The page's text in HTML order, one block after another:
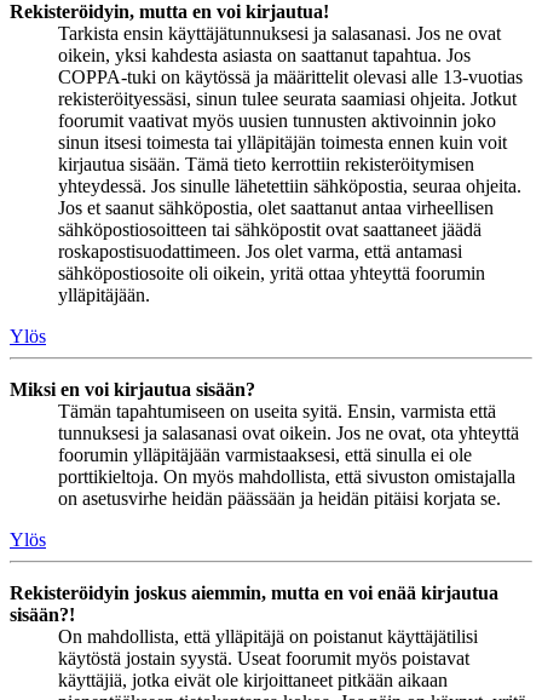
Rekisteröidyin, mutta en voi kirjautua!
Tarkista ensin käyttäjätunnuksesi ja salasanasi. Jos ne ovat
oikein, yksi kahdesta asiasta on saattanut tapahtua. Jos
COPPA-tuki on käytössä ja määrittelit olevasi alle 13-vuotias
rekisteröityessäsi, sinun tulee seurata saamiasi ohjeita. Jotkut
foorumit vaativat myös uusien tunnusten aktivoinnin joko
sinun itsesi toimesta tai ylläpitäjän toimesta ennen kuin voit
kirjautua sisään. Tämä tieto kerrottiin rekisteröitymisen
yhteydessä. Jos sinulle lähetettiin sähköpostia, seuraa ohjeita.
Jos et saanut sähköpostia, olet saattanut antaa virheellisen
sähköpostiosoitteen tai sähköpostit ovat saattaneet jäädä
roskapostisuodattimeen. Jos olet varma, että antamasi
sähköpostiosoite oli oikein, yritä ottaa yhteyttä foorumin
ylläpitäjään.
Ylös
Miksi en voi kirjautua sisään?
Tämän tapahtumiseen on useita syitä. Ensin, varmista että
tunnuksesi ja salasanasi ovat oikein. Jos ne ovat, ota yhteyttä
foorumin ylläpitäjään varmistaaksesi, että sinulla ei ole
porttikieltoja. On myös mahdollista, että sivuston omistajalla
on asetusvirhe heidän päässään ja heidän pitäisi korjata se.
Ylös
Rekisteröidyin joskus aiemmin, mutta en voi enää kirjautua
sisään?!
On mahdollista, että ylläpitäjä on poistanut käyttäjätilisi
käytöstä jostain syystä. Useat foorumit myös poistavat
käyttäjiä, jotka eivät ole kirjoittaneet pitkään aikaan